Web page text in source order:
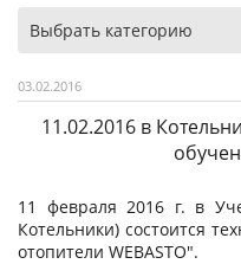
Выбрать категорию
03.02.2016
11.02.2016 в
11 февраля 2016 г. в
Котельники) состоится
отопители WEBASTO".